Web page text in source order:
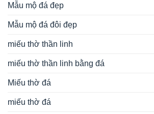
Mẫu mộ đá đẹp
Mẫu mộ đá đôi đẹp
miếu thờ thần linh
miếu thờ thần linh bằng đá
Miếu thờ đá
miếu thờ đá